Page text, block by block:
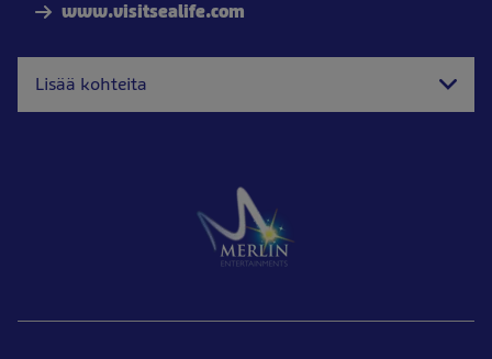
www.visitsealife.com
Lisää kohteita